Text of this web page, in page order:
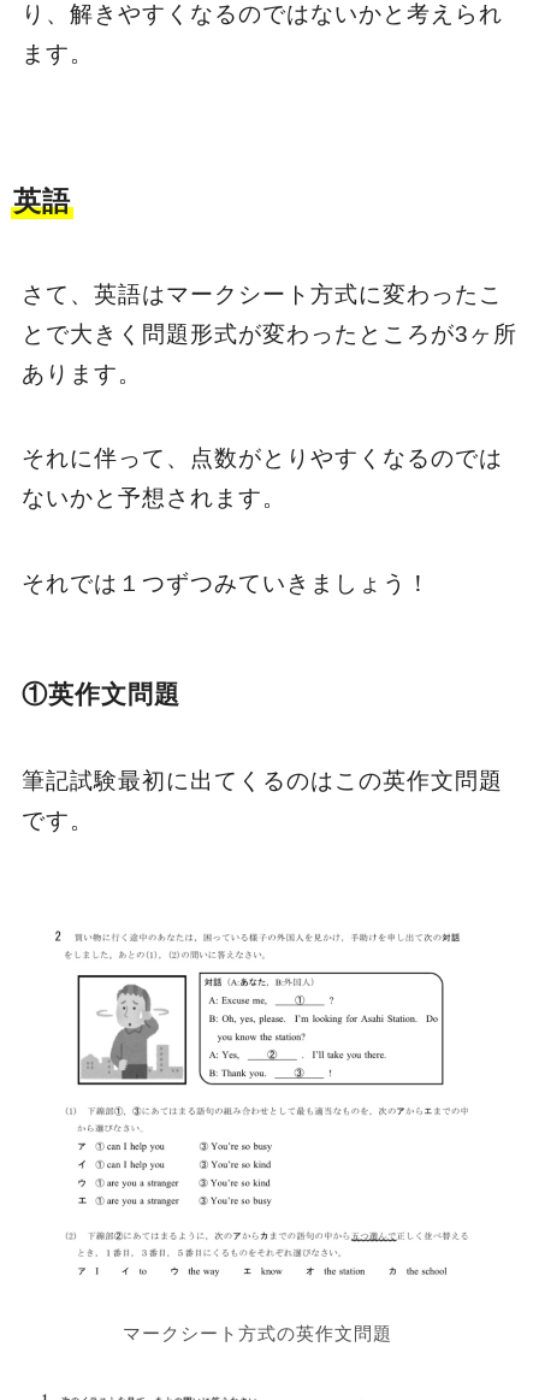
り、解きやすくなるのではないかと考えられ
ます。
英語
さて、英語はマークシート方式に変わったこ
とで大きく問題形式が変わったところが3ヶ所
あります。
それに伴って、点数がとりやすくなるのでは
ないかと予想されます。
それでは１つずつみていきましょう！
①英作文問題
筆記試験最初に出てくるのはこの英作文問題
です。
マークシート方式の英作文問題